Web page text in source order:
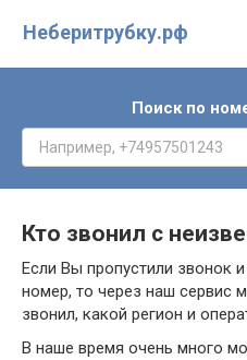
Неберитрубку.рф
Поиск по
Кто звонил с
Если Вы пропустили звонок
номер, то через наш сервис
звонил, какой регион и
В наше время очень много